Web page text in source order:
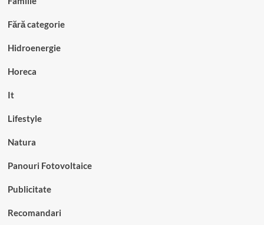
Fără categorie
Hidroenergie
Horeca
It
Lifestyle
Natura
Panouri Fotovoltaice
Publicitate
Recomandari